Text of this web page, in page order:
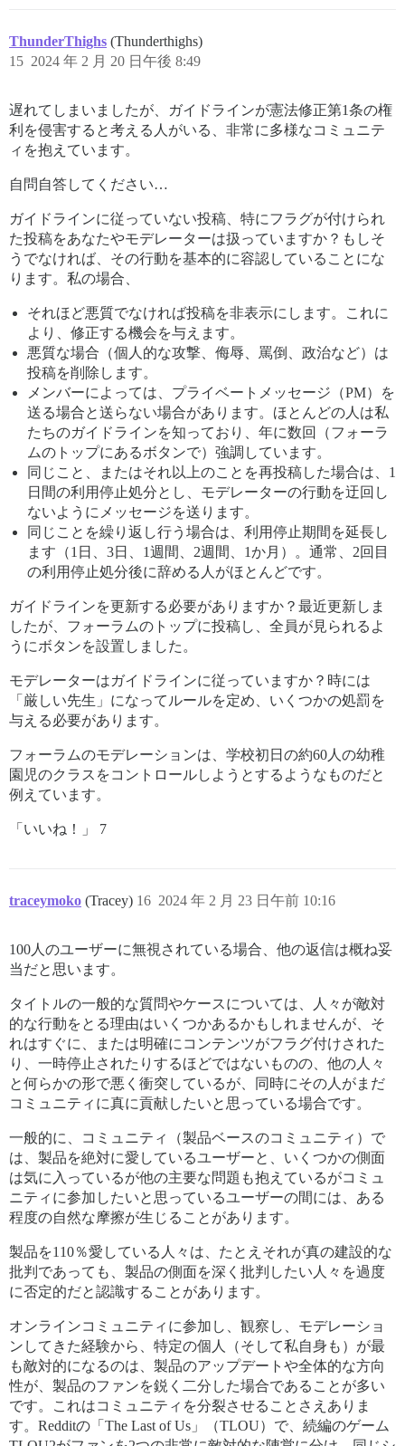
ThunderThighs (Thunderthighs)
2024 年 2 月 20 日午後 8:49
15
遅れてしまいましたが、ガイドラインが憲法修正第1条の権
利を侵害すると考える人がいる、非常に多様なコミュニテ
ィを抱えています。
自問自答してください…
ガイドラインに従っていない投稿、特にフラグが付けられ
た投稿をあなたやモデレーターは扱っていますか？もしそ
うでなければ、その行動を基本的に容認していることにな
ります。私の場合、
それほど悪質でなければ投稿を非表示にします。これに
より、修正する機会を与えます。
悪質な場合（個人的な攻撃、侮辱、罵倒、政治など）は
投稿を削除します。
メンバーによっては、プライベートメッセージ（PM）を
送る場合と送らない場合があります。ほとんどの人は私
たちのガイドラインを知っており、年に数回（フォーラ
ムのトップにあるボタンで）強調しています。
同じこと、またはそれ以上のことを再投稿した場合は、1
日間の利用停止処分とし、モデレーターの行動を迂回し
ないようにメッセージを送ります。
同じことを繰り返し行う場合は、利用停止期間を延長し
ます（1日、3日、1週間、2週間、1か月）。通常、2回目
の利用停止処分後に辞める人がほとんどです。
ガイドラインを更新する必要がありますか？最近更新しま
したが、フォーラムのトップに投稿し、全員が見られるよ
うにボタンを設置しました。
モデレーターはガイドラインに従っていますか？時には
「厳しい先生」になってルールを定め、いくつかの処罰を
与える必要があります。
フォーラムのモデレーションは、学校初日の約60人の幼稚
園児のクラスをコントロールしようとするようなものだと
例えています。
「いいね！」 7
traceymoko (Tracey) 2024 年 2 月 23 日午前 10:16
16
100人のユーザーに無視されている場合、他の返信は概ね妥
当だと思います。
タイトルの一般的な質問やケースについては、人々が敵対
的な行動をとる理由はいくつかあるかもしれませんが、そ
れはすぐに、または明確にコンテンツがフラグ付けされた
り、一時停止されたりするほどではないものの、他の人々
と何らかの形で悪く衝突しているが、同時にその人がまだ
コミュニティに真に貢献したいと思っている場合です。
一般的に、コミュニティ（製品ベースのコミュニティ）で
は、製品を絶対に愛しているユーザーと、いくつかの側面
は気に入っているが他の主要な問題も抱えているがコミュ
ニティに参加したいと思っているユーザーの間には、ある
程度の自然な摩擦が生じることがあります。
製品を110％愛している人々は、たとえそれが真の建設的な
批判であっても、製品の側面を深く批判したい人々を過度
に否定的だと認識することがあります。
オンラインコミュニティに参加し、観察し、モデレーショ
ンしてきた経験から、特定の個人（そして私自身も）が最
も敵対的になるのは、製品のアップデートや全体的な方向
性が、製品のファンを鋭く二分した場合であることが多い
です。これはコミュニティを分裂させることさえありま
す。Redditの「The Last of Us」（TLOU）で、続編のゲーム